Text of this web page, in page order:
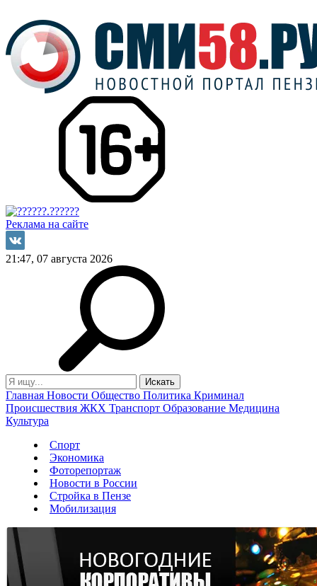
Реклама на сайте
21:47, 07 августа 2026
Главная Новости Общество Политика Криминал
Происшествия ЖКХ Транспорт Образование Медицина
Культура
Спорт
Экономика
Фоторепортаж
Новости в России
Стройка в Пензе
Мобилизация